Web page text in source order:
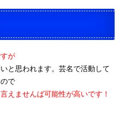
が
と思われます。芸名で活動して
で
えませんば可能性が高いです！